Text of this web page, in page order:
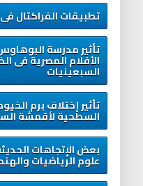
تطبيقات الفراكتال
تأثير مدرسة
الأفلام المصرية فى
السبعينيات
تأثير إختلاف برم
السطحية لأقمشة
بعض الإتجاهات
علوم الرياضيات